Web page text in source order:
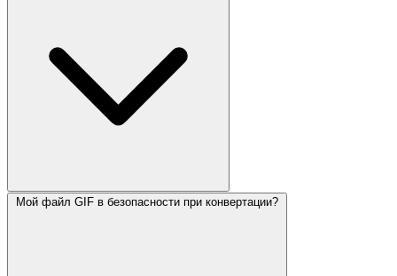
Мой файл GIF в безопасности при конвертации?